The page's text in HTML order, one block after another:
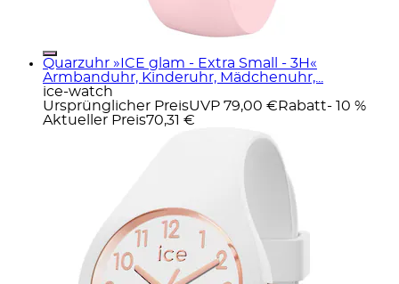
Quarzuhr »ICE glam - Extra Small - 3H«
Armbanduhr, Kinderuhr, Mädchenuhr,...
ice-watch
Ursprünglicher PreisUVP 79,00 € Rabatt- 10 %
Aktueller Preis70,31 €